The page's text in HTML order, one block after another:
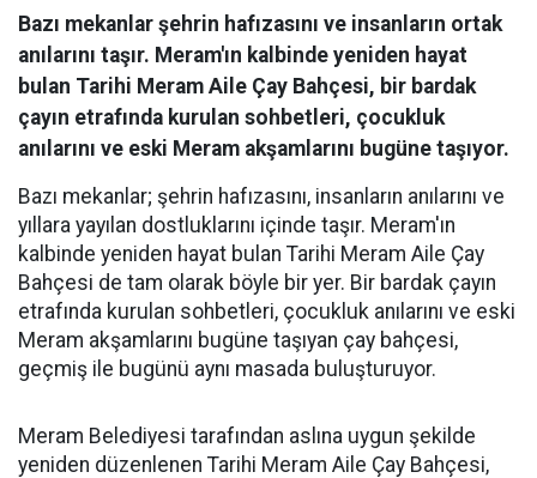
Bazı mekanlar şehrin hafızasını ve insanların ortak
anılarını taşır. Meram'ın kalbinde yeniden hayat
bulan Tarihi Meram Aile Çay Bahçesi, bir bardak
çayın etrafında kurulan sohbetleri, çocukluk
anılarını ve eski Meram akşamlarını bugüne taşıyor.
Bazı mekanlar; şehrin hafızasını, insanların anılarını ve
yıllara yayılan dostluklarını içinde taşır. Meram'ın
kalbinde yeniden hayat bulan Tarihi Meram Aile Çay
Bahçesi de tam olarak böyle bir yer. Bir bardak çayın
etrafında kurulan sohbetleri, çocukluk anılarını ve eski
Meram akşamlarını bugüne taşıyan çay bahçesi,
geçmiş ile bugünü aynı masada buluşturuyor.
Meram Belediyesi tarafından aslına uygun şekilde
yeniden düzenlenen Tarihi Meram Aile Çay Bahçesi,